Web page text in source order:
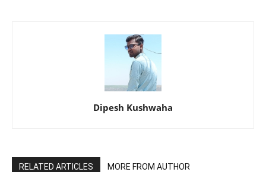
Dipesh Kushwaha
RELATED ARTICLES MORE FROM AUTHOR